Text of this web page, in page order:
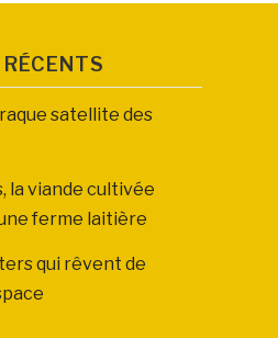
satellite des
la viande cultivée
ferme laitière
qui rêvent de